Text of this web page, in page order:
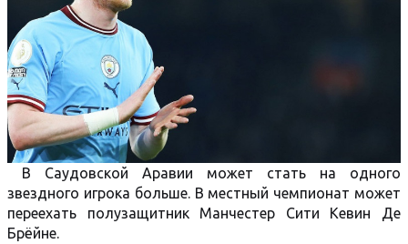
В Саудовской Аравии может стать на одного
звездного игрока больше. В местный чемпионат может
переехать полузащитник Манчестер Сити Кевин Де
Брёйне.